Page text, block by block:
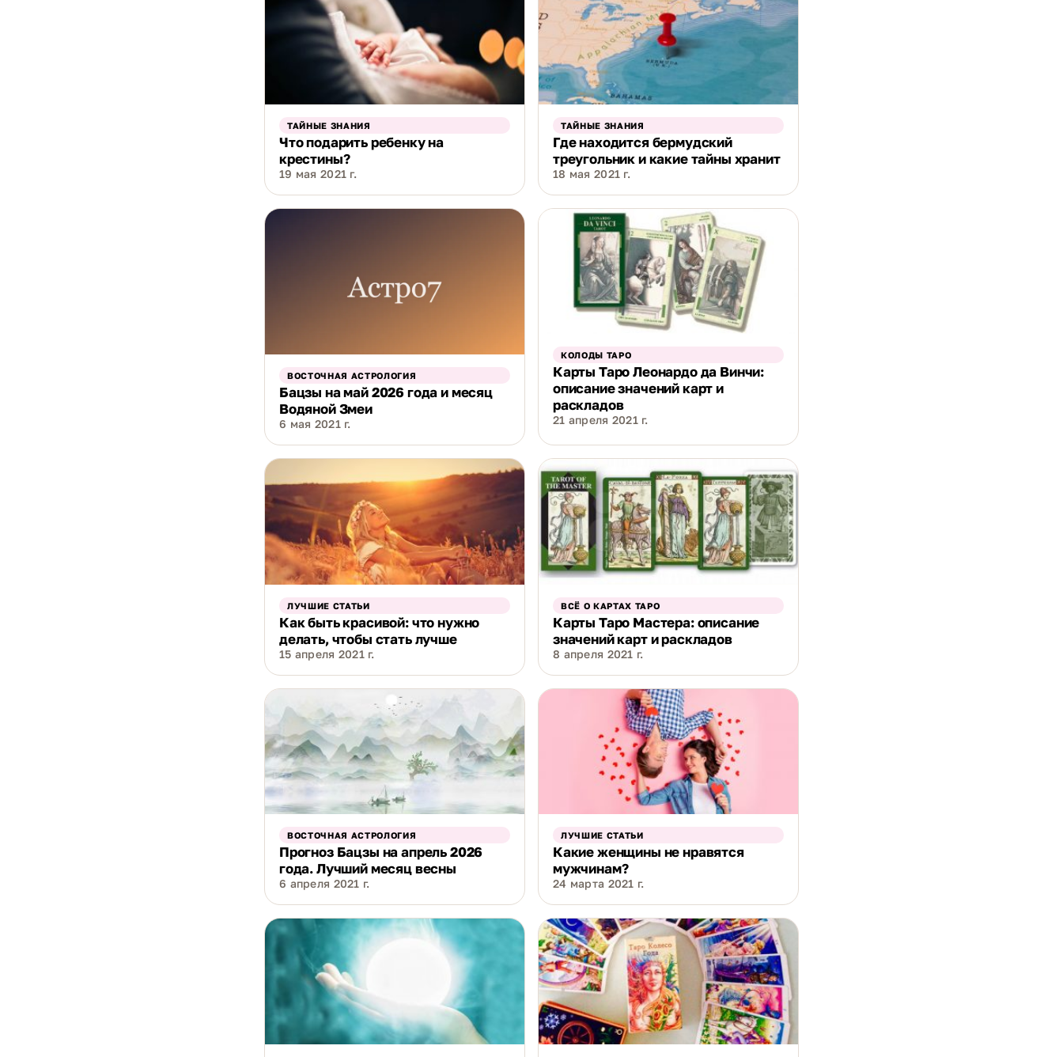
ТАЙНЫЕ ЗНАНИЯ
Что подарить ребенку на
крестины?
19 мая 2021 г.
ТАЙНЫЕ ЗНАНИЯ
Где находится бермудский
треугольник и какие тайны хранит
18 мая 2021 г.
ВОСТОЧНАЯ АСТРОЛОГИЯ
Бацзы на май 2026 года и месяц
Водяной Змеи
6 мая 2021 г.
КОЛОДЫ ТАРО
Карты Таро Леонардо да Винчи:
описание значений карт и
раскладов
21 апреля 2021 г.
ЛУЧШИЕ СТАТЬИ
Как быть красивой: что нужно
делать, чтобы стать лучше
15 апреля 2021 г.
ВСЁ О КАРТАХ ТАРО
Карты Таро Мастера: описание
значений карт и раскладов
8 апреля 2021 г.
ВОСТОЧНАЯ АСТРОЛОГИЯ
Прогноз Бацзы на апрель 2026
года. Лучший месяц весны
6 апреля 2021 г.
ЛУЧШИЕ СТАТЬИ
Какие женщины не нравятся
мужчинам?
24 марта 2021 г.